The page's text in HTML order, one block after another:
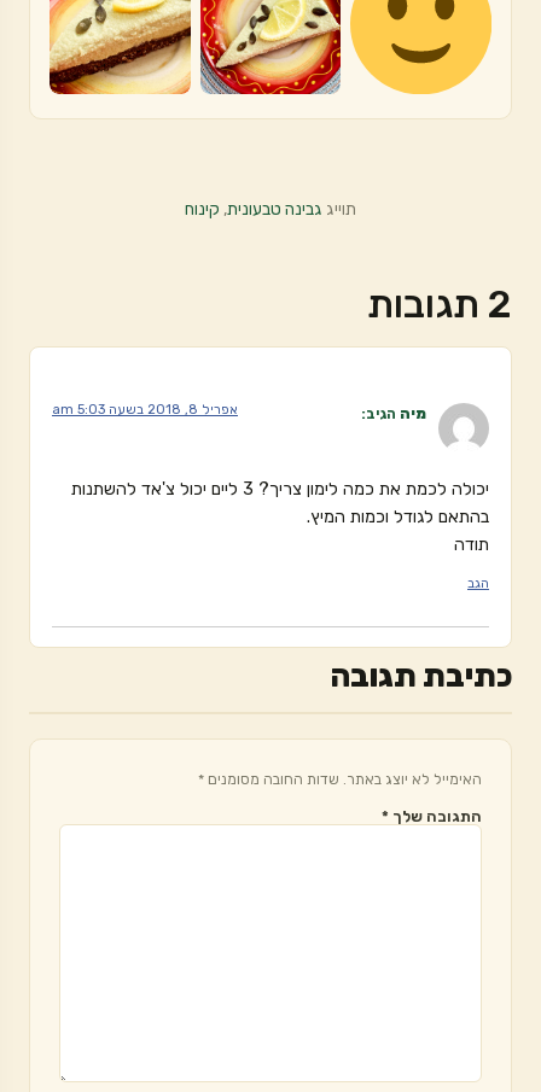
תוייג גבינה טבעונית, קינוח
2 תגובות
מיה הגיב: אפריל 8, 2018 בשעה 5:03 am
יכולה לכמת את כמה לימון צריך? 3 ליים יכול צ'אד להשתנות
בהתאם לגודל וכמות המיץ.
תודה
הגב
כתיבת תגובה
האימייל לא יוצג באתר. שדות החובה מסומנים *
התגובה שלך *